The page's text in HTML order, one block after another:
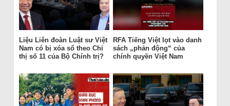
Liệu Liên đoàn Luật sư Việt
Nam có bị xóa sổ theo Chỉ
thị số 11 của Bộ Chính trị?
RFA Tiếng Việt lọt vào danh
sách „phản động“ của
chính quyền Việt Nam